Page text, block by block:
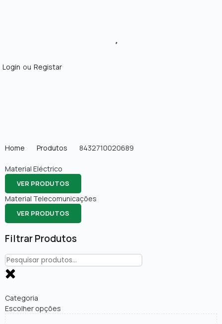
Login ou Registar
Home Produtos 8432710020689
Filtrar Produtos
Categoria
Escolher opções
Material Eléctrico
VER PRODUTOS
Material Telecomunicações
VER PRODUTOS